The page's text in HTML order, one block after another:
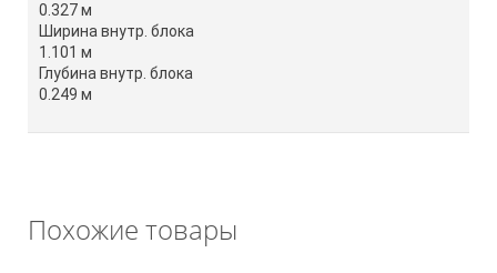
0.327 м
Ширина внутр. блока
1.101 м
Глубина внутр. блока
0.249 м
Похожие товары